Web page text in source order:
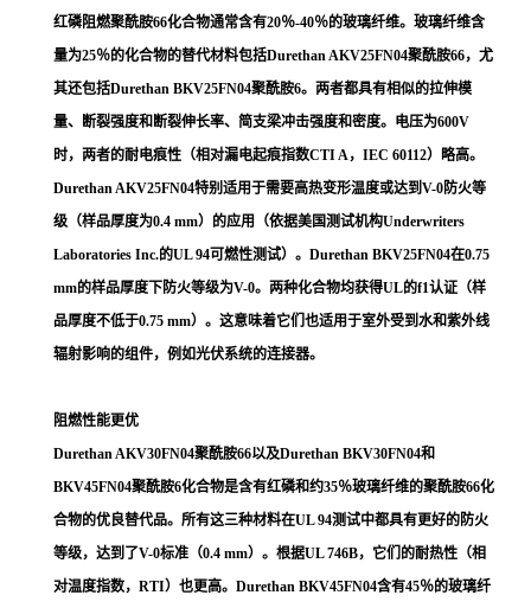
红磷阻燃聚酰胺66化合物通常含有20％-40％的玻璃纤维。玻璃纤维含
量为25％的化合物的替代材料包括Durethan AKV25FN04聚酰胺66，尤
其还包括Durethan BKV25FN04聚酰胺6。两者都具有相似的拉伸模
量、断裂强度和断裂伸长率、简支梁冲击强度和密度。电压为600V
时，两者的耐电痕性（相对漏电起痕指数CTI A，IEC 60112）略高。
Durethan AKV25FN04特别适用于需要高热变形温度或达到V-0防火等
级（样品厚度为0.4 mm）的应用（依据美国测试机构Underwriters
Laboratories Inc.的UL 94可燃性测试）。Durethan BKV25FN04在0.75
mm的样品厚度下防火等级为V-0。两种化合物均获得UL的f1认证（样
品厚度不低于0.75 mm）。这意味着它们也适用于室外受到水和紫外线
辐射影响的组件，例如光伏系统的连接器。
阻燃性能更优
Durethan AKV30FN04聚酰胺66以及Durethan BKV30FN04和
BKV45FN04聚酰胺6化合物是含有红磷和约35％玻璃纤维的聚酰胺66化
合物的优良替代品。所有这三种材料在UL 94测试中都具有更好的防火
等级，达到了V-0标准（0.4 mm）。根据UL 746B，它们的耐热性（相
对温度指数，RTI）也更高。Durethan BKV45FN04含有45％的玻璃纤